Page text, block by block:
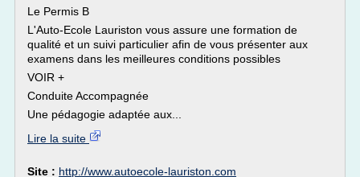
Le Permis B
L'Auto-Ecole Lauriston vous assure une formation de
qualité et un suivi particulier afin de vous présenter aux
examens dans les meilleures conditions possibles
VOIR +
Conduite Accompagnée
Une pédagogie adaptée aux...
Lire la suite
Site : http://www.autoecole-lauriston.com